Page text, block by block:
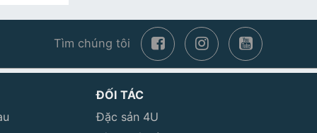
Tìm chúng tôi
ĐỐI TÁC
Đặc sản 4U